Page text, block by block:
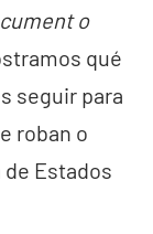
o
qué
seguir para
roban o
Estados